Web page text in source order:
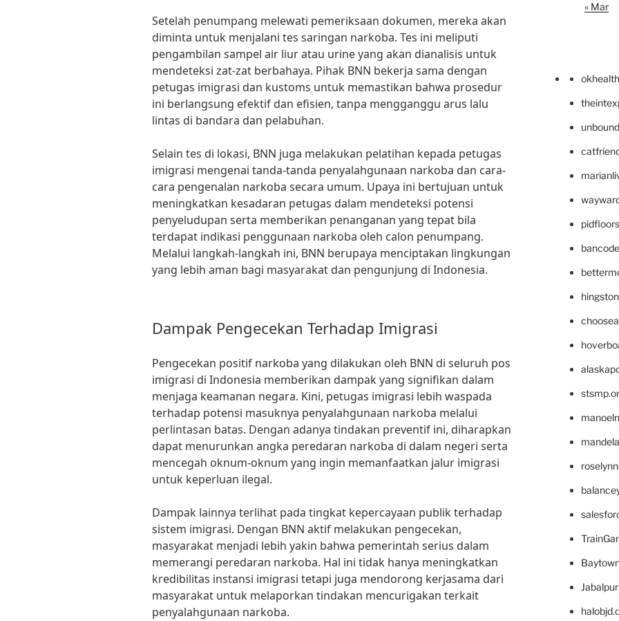
Setelah penumpang melewati pemeriksaan dokumen, mereka akan
diminta untuk menjalani tes saringan narkoba. Tes ini meliputi
pengambilan sampel air liur atau urine yang akan dianalisis untuk
mendeteksi zat-zat berbahaya. Pihak BNN bekerja sama dengan
petugas imigrasi dan kustoms untuk memastikan bahwa prosedur
ini berlangsung efektif dan efisien, tanpa mengganggu arus lalu
lintas di bandara dan pelabuhan.
Selain tes di lokasi, BNN juga melakukan pelatihan kepada petugas
imigrasi mengenai tanda-tanda penyalahgunaan narkoba dan cara-
cara pengenalan narkoba secara umum. Upaya ini bertujuan untuk
meningkatkan kesadaran petugas dalam mendeteksi potensi
penyeludupan serta memberikan penanganan yang tepat bila
terdapat indikasi penggunaan narkoba oleh calon penumpang.
Melalui langkah-langkah ini, BNN berupaya menciptakan lingkungan
yang lebih aman bagi masyarakat dan pengunjung di Indonesia.
Dampak Pengecekan Terhadap Imigrasi
Pengecekan positif narkoba yang dilakukan oleh BNN di seluruh pos
imigrasi di Indonesia memberikan dampak yang signifikan dalam
menjaga keamanan negara. Kini, petugas imigrasi lebih waspada
terhadap potensi masuknya penyalahgunaan narkoba melalui
perlintasan batas. Dengan adanya tindakan preventif ini, diharapkan
dapat menurunkan angka peredaran narkoba di dalam negeri serta
mencegah oknum-oknum yang ingin memanfaatkan jalur imigrasi
untuk keperluan ilegal.
Dampak lainnya terlihat pada tingkat kepercayaan publik terhadap
sistem imigrasi. Dengan BNN aktif melakukan pengecekan,
masyarakat menjadi lebih yakin bahwa pemerintah serius dalam
memerangi peredaran narkoba. Hal ini tidak hanya meningkatkan
kredibilitas instansi imigrasi tetapi juga mendorong kerjasama dari
masyarakat untuk melaporkan tindakan mencurigakan terkait
penyalahgunaan narkoba.
« Mar